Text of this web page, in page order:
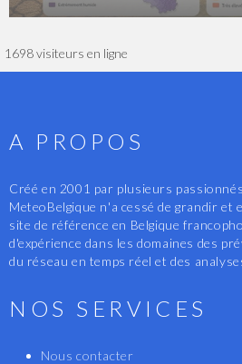
1698 visiteurs en ligne
A PROPOS
Créé en 2001 par plusieurs
MeteoBelgique n'a cessé de grandir et
site de référence en Belgique
d'expérience dans les domaines des
du réseau en temps réel et des
NOS SERVICES
Nous contacter